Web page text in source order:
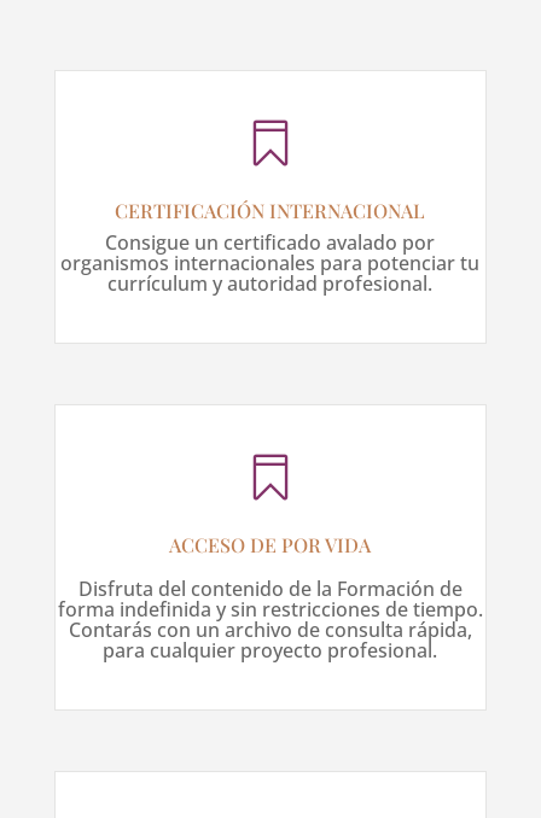

CERTIFICACIÓN INTERNACIONAL
Consigue un certificado avalado por
organismos internacionales para potenciar tu
currículum y autoridad profesional.

ACCESO DE POR VIDA
Disfruta del contenido de la Formación de
forma indefinida y sin restricciones de tiempo.
Contarás con un archivo de consulta rápida,
para cualquier proyecto profesional.